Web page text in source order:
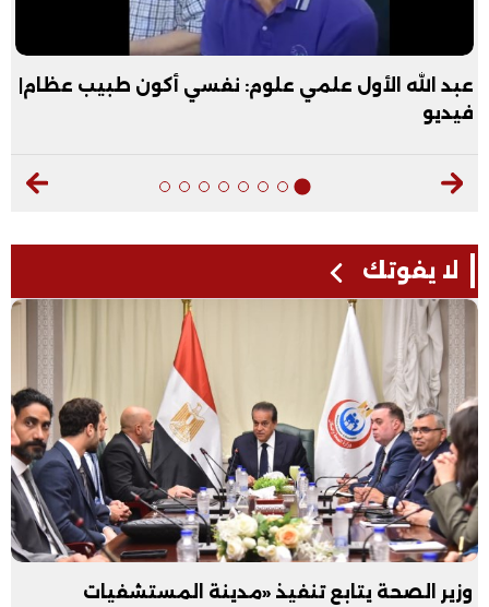
عبد الله الأول علمي علوم: نفسي أكون طبيب عظام|
فيديو
لا يفوتك
وزير الصحة يتابع تنفيذ «مدينة المستشفيات